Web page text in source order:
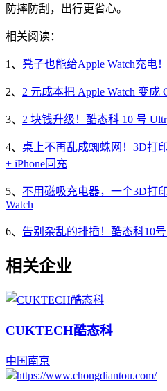
防摔防刮，出行更省心。
相关阅读：
1、 凳子也能给Apple Watch充电
2、 2 元成本把 Apple Watch 变成
3、 2 块钱升级！酷态科 10 号
4、 桌上不再乱成蜘蛛网！3D打
+ iPhone同充
5、 不用磁吸充电器，一个3D打
Watch
6、 告别杂乱的排插！酷态科10
相关企业
CUKTECH酷态科
中国 南京
https://www.chongdiantou.com/